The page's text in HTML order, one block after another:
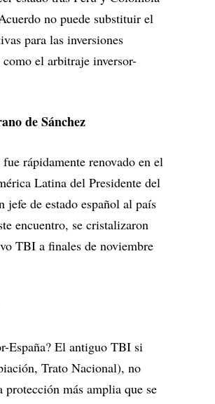
no puede substituir el
para las inversiones
el arbitraje inversor-
de Sánchez
rápidamente renovado en el
Latina del Presidente del
de estado español al país
encuentro, se cristalizaron
TBI a finales de noviembre
España? El antiguo TBI si
Trato Nacional), no
más amplia que se